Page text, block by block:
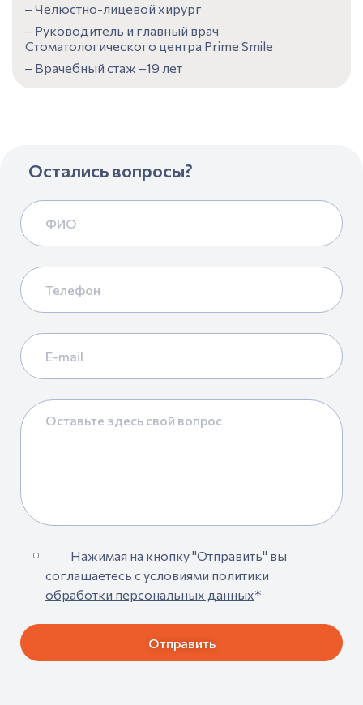
‒ Челюстно-лицевой хирург
‒ Руководитель и главный врач
Стоматологического центра Prime Smile
‒ Врачебный стаж ‒19 лет
Остались вопросы?
Нажимая на кнопку "Отправить" вы
соглашаетесь с условиями политики
обработки персональных данных*